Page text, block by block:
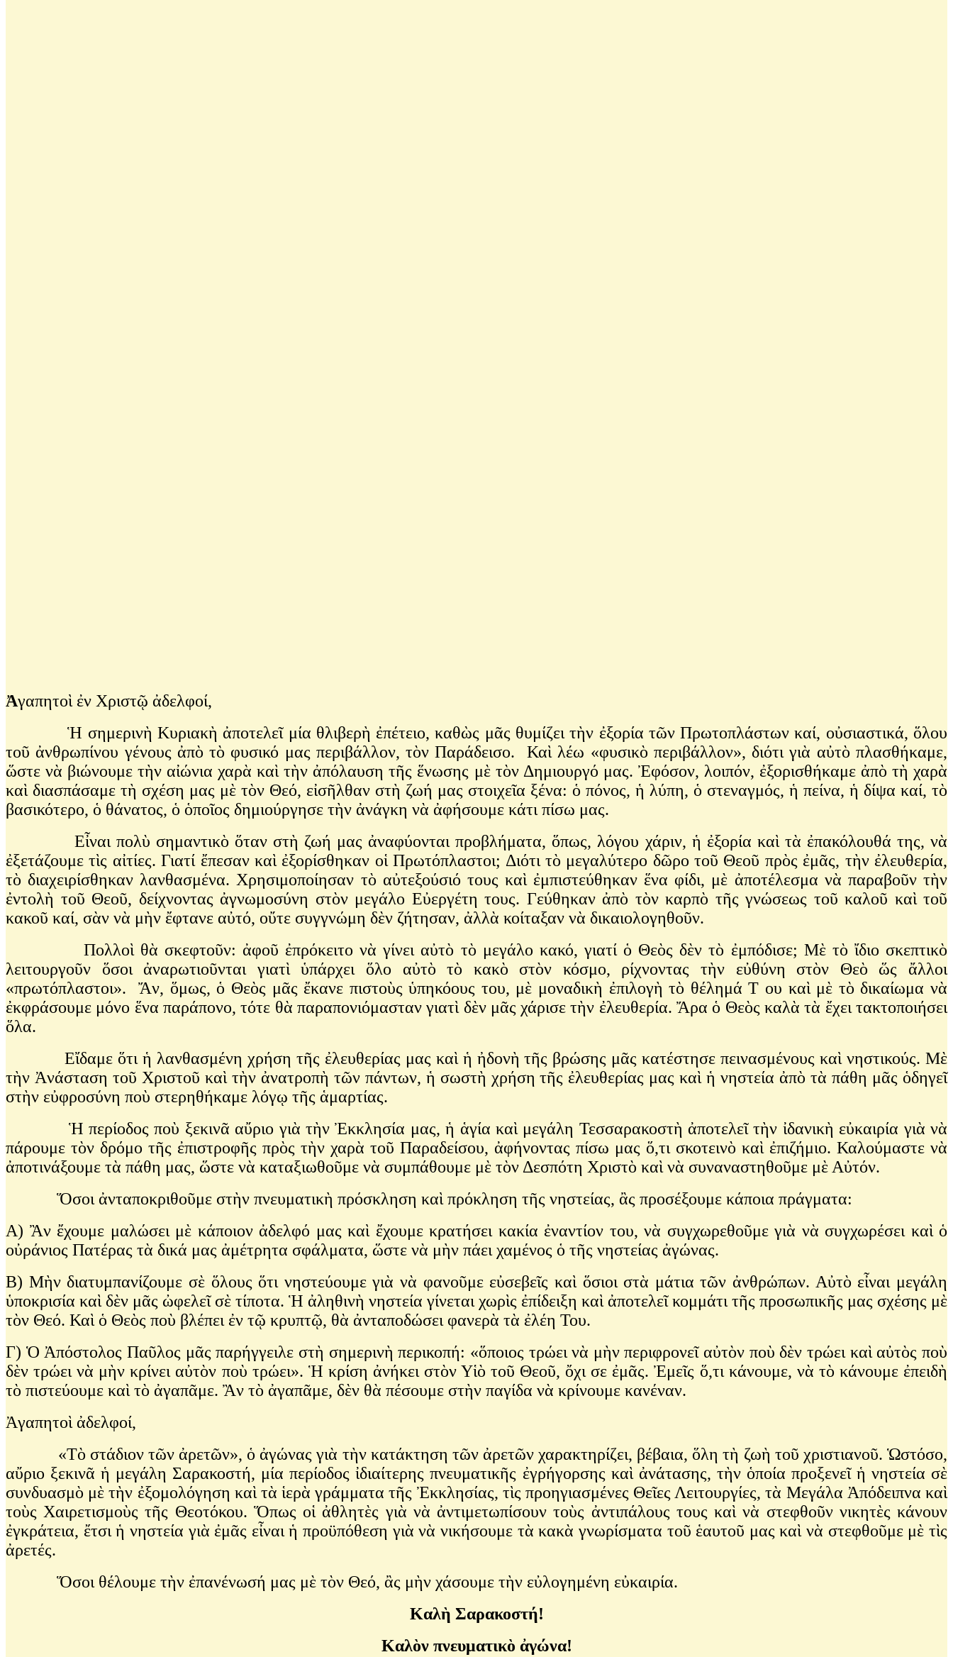
Ἀγαπητοὶ ἐν Χριστῷ ἀδελφοί,
Ἡ σημερινὴ Κυριακὴ ἀποτελεῖ μία θλιβερὴ ἐπέτειο, καθὼς μᾶς θυμίζει τὴν ἐξορία τῶν Πρωτοπλάστων καί, οὐσιαστικά, ὅλου
τοῦ ἀνθρωπίνου γένους ἀπὸ τὸ φυσικό μας περιβάλλον, τὸν Παράδεισο. Καὶ λέω «φυσικὸ περιβάλλον», διότι γιὰ αὐτὸ πλασθήκαμε,
ὥστε νὰ βιώνουμε τὴν αἰώνια χαρὰ καὶ τὴν ἀπόλαυση τῆς ἕνωσης μὲ τὸν Δημιουργό μας. Ἐφόσον, λοιπόν, ἐξορισθήκαμε ἀπὸ τὴ χαρὰ
καὶ διασπάσαμε τὴ σχέση μας μὲ τὸν Θεό, εἰσῆλθαν στὴ ζωή μας στοιχεῖα ξένα: ὁ πόνος, ἡ λύπη, ὁ στεναγμός, ἡ πείνα, ἡ δίψα καί, τὸ
βασικότερο, ὁ θάνατος, ὁ ὁποῖος δημιούργησε τὴν ἀνάγκη νὰ ἀφήσουμε κάτι πίσω μας.
Εἶναι πολὺ σημαντικὸ ὅταν στὴ ζωή μας ἀναφύονται προβλήματα, ὅπως, λόγου χάριν, ἡ ἐξορία καὶ τὰ ἐπακόλουθά της, νὰ
ἐξετάζουμε τὶς αἰτίες. Γιατί ἔπεσαν καὶ ἐξορίσθηκαν οἱ Πρωτόπλαστοι; Διότι τὸ μεγαλύτερο δῶρο τοῦ Θεοῦ πρὸς ἐμᾶς, τὴν ἐλευθερία,
τὸ διαχειρίσθηκαν λανθασμένα. Χρησιμοποίησαν τὸ αὐτεξούσιό τους καὶ ἐμπιστεύθηκαν ἕνα φίδι, μὲ ἀποτέλεσμα νὰ παραβοῦν τὴν
ἐντολὴ τοῦ Θεοῦ, δείχνοντας ἀγνωμοσύνη στὸν μεγάλο Εὐεργέτη τους. Γεύθηκαν ἀπὸ τὸν καρπὸ τῆς γνώσεως τοῦ καλοῦ καὶ τοῦ
κακοῦ καί, σὰν νὰ μὴν ἔφτανε αὐτό, οὔτε συγγνώμη δὲν ζήτησαν, ἀλλὰ κοίταξαν νὰ δικαιολογηθοῦν.
Πολλοὶ θὰ σκεφτοῦν: ἀφοῦ ἐπρόκειτο νὰ γίνει αὐτὸ τὸ μεγάλο κακό, γιατί ὁ Θεὸς δὲν τὸ ἐμπόδισε; Μὲ τὸ ἴδιο σκεπτικὸ
λειτουργοῦν ὅσοι ἀναρωτιοῦνται γιατὶ ὑπάρχει ὅλο αὐτὸ τὸ κακὸ στὸν κόσμο, ρίχνοντας τὴν εὐθύνη στὸν Θεὸ ὥς ἄλλοι
«πρωτόπλαστοι». Ἄν, ὅμως, ὁ Θεὸς μᾶς ἔκανε πιστοὺς ὑπηκόους του, μὲ μοναδικὴ ἐπιλογὴ τὸ θέλημά Τ ου καὶ μὲ τὸ δικαίωμα νὰ
ἐκφράσουμε μόνο ἕνα παράπονο, τότε θὰ παραπονιόμασταν γιατὶ δὲν μᾶς χάρισε τὴν ἐλευθερία. Ἄρα ὁ Θεὸς καλὰ τὰ ἔχει τακτοποιήσει
ὅλα.
Εἴδαμε ὅτι ἡ λανθασμένη χρήση τῆς ἐλευθερίας μας καὶ ἡ ἠδονὴ τῆς βρώσης μᾶς κατέστησε πεινασμένους καὶ νηστικούς. Μὲ
τὴν Ἀνάσταση τοῦ Χριστοῦ καὶ τὴν ἀνατροπὴ τῶν πάντων, ἡ σωστὴ χρήση τῆς ἐλευθερίας μας καὶ ἡ νηστεία ἀπὸ τὰ πάθη μᾶς ὁδηγεῖ
στὴν εὐφροσύνη ποὺ στερηθήκαμε λόγῳ τῆς ἁμαρτίας.
Ἡ περίοδος ποὺ ξεκινᾶ αὔριο γιὰ τὴν Ἐκκλησία μας, ἡ ἁγία καὶ μεγάλη Τεσσαρακοστὴ ἀποτελεῖ τὴν ἰδανικὴ εὐκαιρία γιὰ νὰ
πάρουμε τὸν δρόμο τῆς ἐπιστροφῆς πρὸς τὴν χαρὰ τοῦ Παραδείσου, ἀφήνοντας πίσω μας ὅ,τι σκοτεινὸ καὶ ἐπιζήμιο. Καλούμαστε νὰ
ἀποτινάξουμε τὰ πάθη μας, ὥστε νὰ καταξιωθοῦμε νὰ συμπάθουμε μὲ τὸν Δεσπότη Χριστὸ καὶ νὰ συναναστηθοῦμε μὲ Αὐτόν.
Ὅσοι ἀνταποκριθοῦμε στὴν πνευματικὴ πρόσκληση καὶ πρόκληση τῆς νηστείας, ἂς προσέξουμε κάποια πράγματα:
Α) Ἂν ἔχουμε μαλώσει μὲ κάποιον ἀδελφό μας καὶ ἔχουμε κρατήσει κακία ἐναντίον του, νὰ συγχωρεθοῦμε γιὰ νὰ συγχωρέσει καὶ ὁ
οὐράνιος Πατέρας τὰ δικά μας ἀμέτρητα σφάλματα, ὥστε νὰ μὴν πάει χαμένος ὁ τῆς νηστείας ἀγώνας.
Β) Μὴν διατυμπανίζουμε σὲ ὅλους ὅτι νηστεύουμε γιὰ νὰ φανοῦμε εὐσεβεῖς καὶ ὅσιοι στὰ μάτια τῶν ἀνθρώπων. Αὐτὸ εἶναι μεγάλη
ὑποκρισία καὶ δὲν μᾶς ὠφελεῖ σὲ τίποτα. Ἡ ἀληθινὴ νηστεία γίνεται χωρὶς ἐπίδειξη καὶ ἀποτελεῖ κομμάτι τῆς προσωπικῆς μας σχέσης μὲ
τὸν Θεό. Καὶ ὁ Θεὸς ποὺ βλέπει ἐν τῷ κρυπτῷ, θὰ ἀνταποδώσει φανερὰ τὰ ἐλέη Του.
Γ) Ὁ Ἀπόστολος Παῦλος μᾶς παρήγγειλε στὴ σημερινὴ περικοπή: «ὅποιος τρώει νὰ μὴν περιφρονεῖ αὐτὸν ποὺ δὲν τρώει καὶ αὐτὸς ποὺ
δὲν τρώει νὰ μὴν κρίνει αὐτὸν ποὺ τρώει». Ἡ κρίση ἀνήκει στὸν Υἱὸ τοῦ Θεοῦ, ὄχι σε ἐμᾶς. Ἐμεῖς ὅ,τι κάνουμε, νὰ τὸ κάνουμε ἐπειδὴ
τὸ πιστεύουμε καὶ τὸ ἀγαπᾶμε. Ἂν τὸ ἀγαπᾶμε, δὲν θὰ πέσουμε στὴν παγίδα νὰ κρίνουμε κανέναν.
Ἀγαπητοὶ ἀδελφοί,
«Τὸ στάδιον τῶν ἀρετῶν», ὁ ἀγώνας γιὰ τὴν κατάκτηση τῶν ἀρετῶν χαρακτηρίζει, βέβαια, ὅλη τὴ ζωὴ τοῦ χριστιανοῦ. Ὡστόσο,
αὔριο ξεκινᾶ ἡ μεγάλη Σαρακοστή, μία περίοδος ἰδιαίτερης πνευματικῆς ἐγρήγορσης καὶ ἀνάτασης, τὴν ὁποία προξενεῖ ἡ νηστεία σὲ
συνδυασμὸ μὲ τὴν ἐξομολόγηση καὶ τὰ ἱερὰ γράμματα τῆς Ἐκκλησίας, τὶς προηγιασμένες Θεῖες Λειτουργίες, τὰ Μεγάλα Ἀπόδειπνα καὶ
τοὺς Χαιρετισμοὺς τῆς Θεοτόκου. Ὅπως οἱ ἀθλητὲς γιὰ νὰ ἀντιμετωπίσουν τοὺς ἀντιπάλους τους καὶ νὰ στεφθοῦν νικητὲς κάνουν
ἐγκράτεια, ἔτσι ἡ νηστεία γιὰ ἐμᾶς εἶναι ἡ προϋπόθεση γιὰ νὰ νικήσουμε τὰ κακὰ γνωρίσματα τοῦ ἑαυτοῦ μας καὶ νὰ στεφθοῦμε μὲ τὶς
ἀρετές.
Ὅσοι θέλουμε τὴν ἐπανένωσή μας μὲ τὸν Θεό, ἂς μὴν χάσουμε τὴν εὐλογημένη εὐκαιρία.
Καλὴ Σαρακοστή!
Καλὸν πνευματικὸ ἀγώνα!